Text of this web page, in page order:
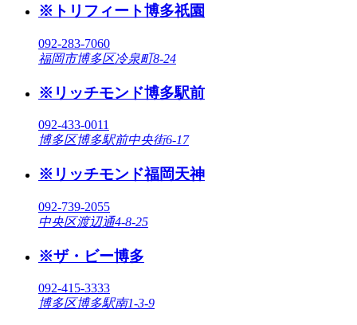
※トリフィート博多祇園
092-283-7060
福岡市博多区冷泉町8-24
※リッチモンド博多駅前
092-433-0011
博多区博多駅前中央街6-17
※リッチモンド福岡天神
092-739-2055
中央区渡辺通4-8-25
※ザ・ビー博多
092-415-3333
博多区博多駅南1-3-9